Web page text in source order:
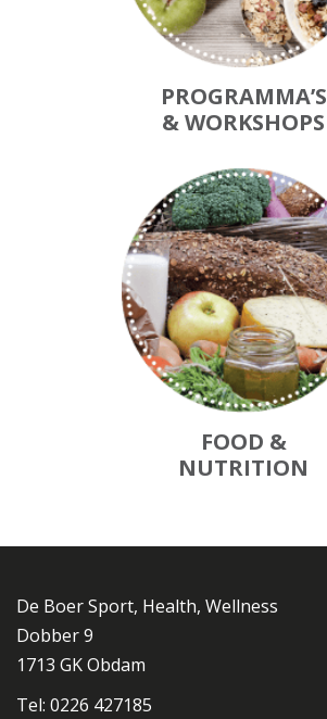
PROGRAMMA’S
& WORKSHOPS
FOOD &
NUTRITION
De Boer Sport, Health, Wellness
Dobber 9
1713 GK Obdam
Tel: 0226 427185